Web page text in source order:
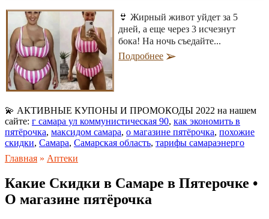
👙 Жирный живот уйдет за 5
дней, а еще через 3 исчезнут
бока! На ночь съедайте...
Подробнее
💫 АКТИВНЫЕ КУПОНЫ И ПРОМОКОДЫ 2022 на нашем
сайте: г самара ул коммунистическая 90, как экономить в
пятёрочка, максидом самара, о магазине пятёрочка, похожие
скидки, Самара, Самарская область, тарифы самараэнерго
Главная » Аптеки
Какие Скидки в Самаре в Пятерочке •
О магазине пятёрочка